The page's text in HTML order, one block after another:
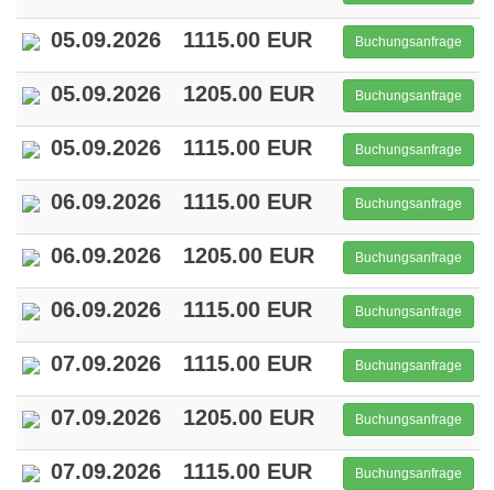
05.09.2026 1115.00 EUR Buchungsanfrage
05.09.2026 1205.00 EUR Buchungsanfrage
05.09.2026 1115.00 EUR Buchungsanfrage
06.09.2026 1115.00 EUR Buchungsanfrage
06.09.2026 1205.00 EUR Buchungsanfrage
06.09.2026 1115.00 EUR Buchungsanfrage
07.09.2026 1115.00 EUR Buchungsanfrage
07.09.2026 1205.00 EUR Buchungsanfrage
07.09.2026 1115.00 EUR Buchungsanfrage